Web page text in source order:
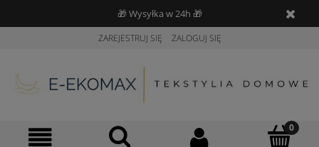
🎁 Wysyłka w 24h 🎁
ZAREJESTRUJ SIĘ ZALOGUJ SIĘ